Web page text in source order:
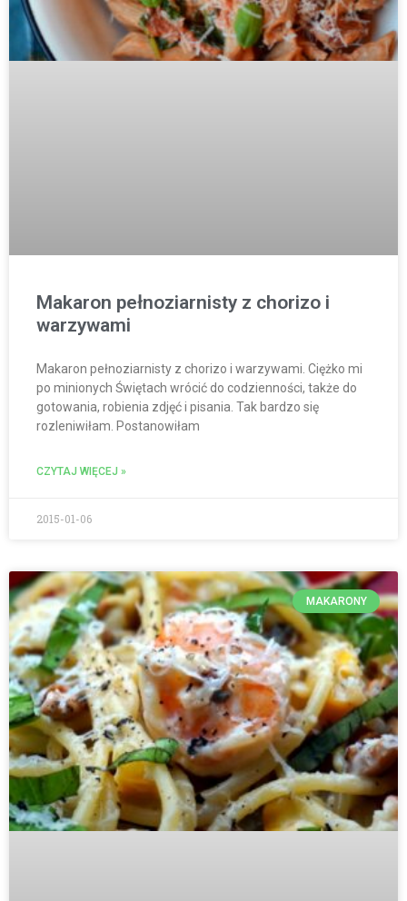
Makaron pełnoziarnisty z chorizo i
warzywami
Makaron pełnoziarnisty z chorizo i warzywami. Ciężko mi
po minionych Świętach wrócić do codzienności, także do
gotowania, robienia zdjęć i pisania. Tak bardzo się
rozleniwiłam. Postanowiłam
CZYTAJ WIĘCEJ »
2015-01-06
MAKARONY